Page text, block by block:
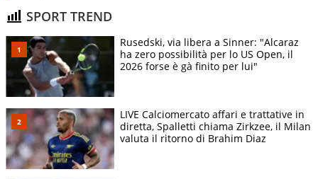
SPORT TREND
Rusedski, via libera a Sinner: "Alcaraz
ha zero possibilità per lo US Open, il
2026 forse è gà finito per lui"
LIVE Calciomercato affari e trattative in
diretta, Spalletti chiama Zirkzee, il Milan
valuta il ritorno di Brahim Diaz